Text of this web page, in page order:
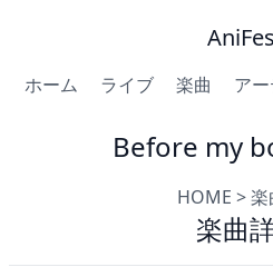
ホーム ライブ 楽曲 ア
Before my
HOME >楽
楽曲